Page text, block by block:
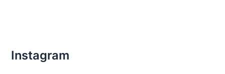
Instagram